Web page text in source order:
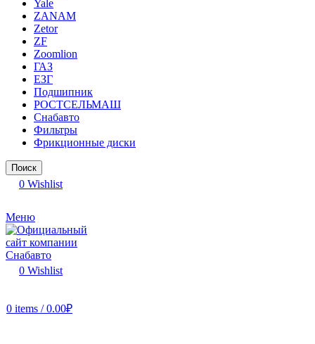
Yale
ZANAM
Zetor
ZF
Zoomlion
ГАЗ
ЕЗГ
Подшипник
РОСТСЕЛЬМАШ
Снабавто
Фильтры
Фрикционные диски
Поиск
0 Wishlist
Меню
0 Wishlist
0 items / 0.00₽